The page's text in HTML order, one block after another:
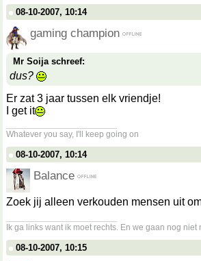
08-10-2007, 10:14
gaming champion
Mr Soija schreef:
dus?
Er zat 3 jaar tussen elk vriendje!
I get it
Whatever you say, I'll keep going on
08-10-2007, 10:14
Balance
Zoek jij alleen verkouden mensen uit
Ik ga links want ik moet rechts. En we gaan nog niet
08-10-2007, 10:15